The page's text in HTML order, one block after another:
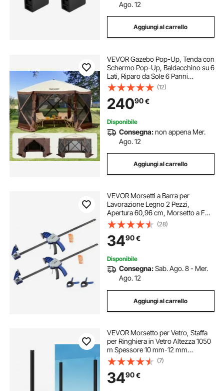
Ago. 12
Aggiungi al carrello
VEVOR Gazebo Pop-Up, Tenda con
Schermo Pop-Up, Baldacchino su 6
Lati, Riparo da Sole 6 Panni
Antivento Rimovibili Finestre in
Rete, con Zanzariera Schermo a
Montaggio Rapido 3,81 x 3,81 m
Marrone
(12)
24090€
Disponibile
Consegna:non appena Mer.
Ago. 12
Aggiungi al carrello
VEVOR Morsetti a Barra per
Lavorazione Legno 2 Pezzi,
Apertura 60,96 cm, Morsetto a F
Bloccabile Carico max. 154 kg,
Profondità 84,6 mm, in Acciaio al
Carbonio Set di Morsetto da
Falegname
(28)
3490€
Disponibile
Consegna:Sab. Ago. 8 - Mer.
Ago. 12
Aggiungi al carrello
VEVOR Morsetto per Vetro, Staffa
per Ringhiera in Vetro Altezza 1050
m Spessore 10 mm-12 mm
Morsetto per Montaggio su Vetro in
Acciaio Inossidabile 304, per
Balcone, Giardino, Terrazza, Scale,
Nero
(7)
3490€